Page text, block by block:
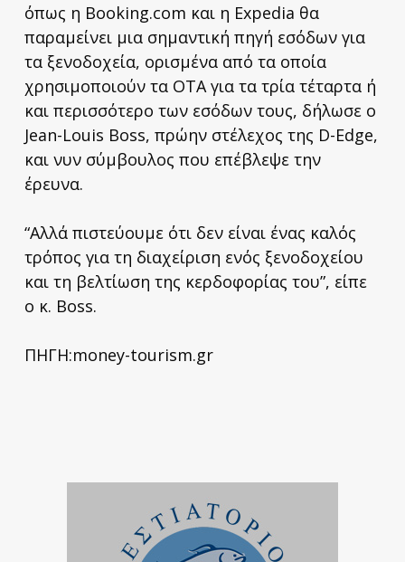
όπως η Booking.com και η Expedia θα
παραμείνει μια σημαντική πηγή εσόδων για
τα ξενοδοχεία, ορισμένα από τα οποία
χρησιμοποιούν τα OTA για τα τρία τέταρτα ή
και περισσότερο των εσόδων τους, δήλωσε ο
Jean-Louis Boss, πρώην στέλεχος της D-Edge,
και νυν σύμβουλος που επέβλεψε την
έρευνα.
“Αλλά πιστεύουμε ότι δεν είναι ένας καλός
τρόπος για τη διαχείριση ενός ξενοδοχείου
και τη βελτίωση της κερδοφορίας του”, είπε
ο κ. Boss.
ΠΗΓΗ:money-tourism.gr